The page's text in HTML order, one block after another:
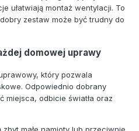
ułatwiają montaż wentylacji. To
zestaw może być trudny do
domowej uprawy
który pozwala
Odpowiednio dobrany
miejsca, odbicie światła oraz